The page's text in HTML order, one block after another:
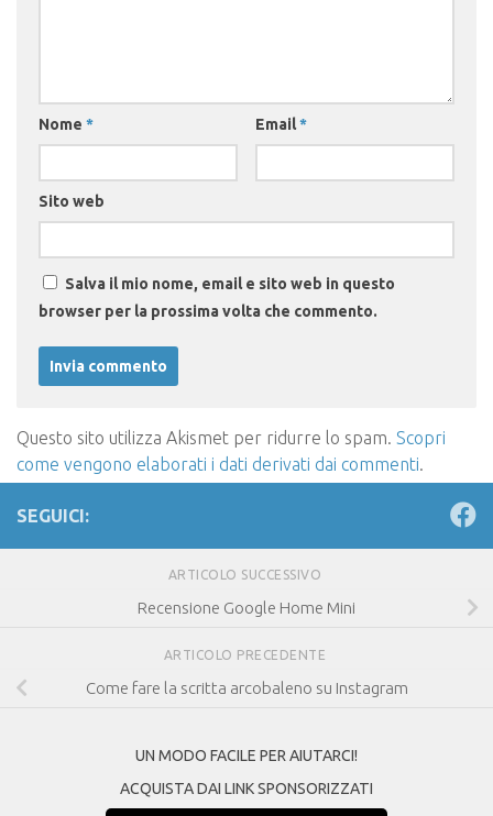
Nome * Email*
Sito web
Salva il mio nome, email e sito web in questo
browser per la prossima volta che commento.
Questo sito utilizza Akismet per ridurre lo spam. Scopri
come vengono elaborati i dati derivati dai commenti.
SEGUICI:
ARTICOLO SUCCESSIVO
Recensione Google Home Mini
ARTICOLO PRECEDENTE
Come fare la scritta arcobaleno su Instagram
UN MODO FACILE PER AIUTARCI!
ACQUISTA DAI LINK SPONSORIZZATI